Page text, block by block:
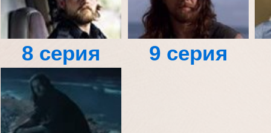
8 серия 9 серия